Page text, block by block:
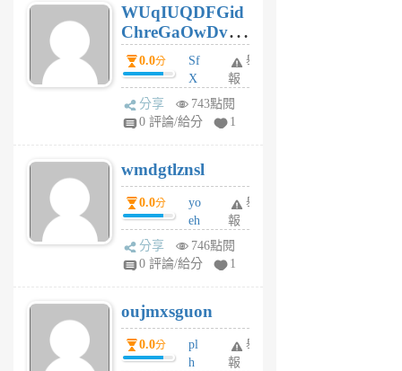
個
月
前
WUqIUQDFGid
ChreGaOwDv
dY0.0分
Sf
X
Pe
Jc
R
P
m
v
A
V
個
月
前
舉
報
分享
743點閱
0 評論/給分
1
wmdgtlznsl
0.0分
yo
eh
ld
gy
個
月
前
舉
報
分享
746點閱
0 評論/給分
1
oujmxsguon
0.0分
pl
h
舉
報